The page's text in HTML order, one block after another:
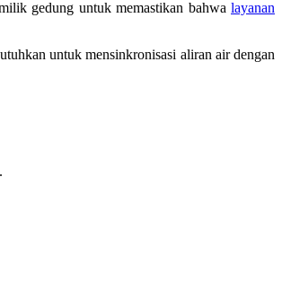
gedung untuk memastikan bahwa layanan
untuk mensinkronisasi aliran air dengan